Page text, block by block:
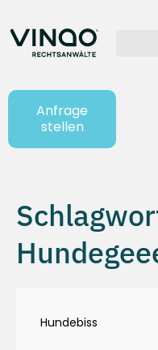
Anfrage
stellen
Hundebiss